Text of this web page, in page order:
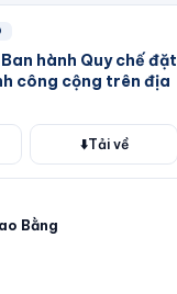
hành Quy chế đặt
công cộng trên địa
⬇️Tải về
Bằng